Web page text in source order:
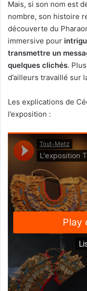
Mais, si son nom est
nombre, son histoire
découverte du
immersive pour
transmettre un
quelques clichés.
d’ailleurs travaillé sur
Les explications de
l’exposition :